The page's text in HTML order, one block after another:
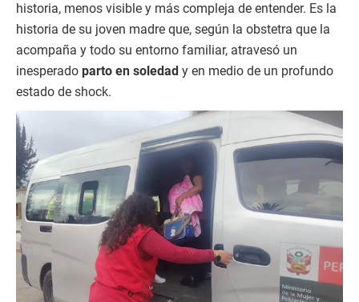
historia, menos visible y más compleja de entender. Es la
historia de su joven madre que, según la obstetra que la
acompaña y todo su entorno familiar, atravesó un
inesperado parto en soledad y en medio de un profundo
estado de shock.